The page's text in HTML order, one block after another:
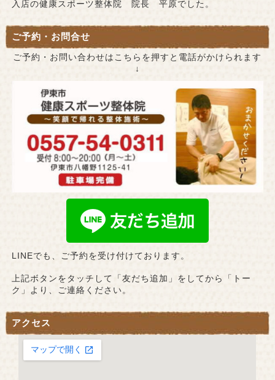
入店の健康スポーツ整体院 院長 平原でした。
ご予約・お問合せ
ご予約・お問い合わせはこちらを押すと電話がかけられます
↓
LINEでも、ご予約を受け付けております。
上記ボタンをタッチして「友だち追加」をしてから「トー
ク」より、ご連絡ください。
アクセス